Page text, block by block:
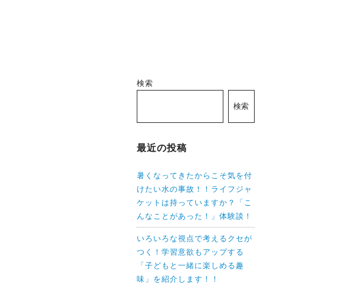
検索
検索
最近の投稿
暑くなってきたからこそ気を付
けたい水の事故！！ライフジャ
ケットは持っていますか？「こ
んなことがあった！」体験談！
いろいろな視点で考えるクセが
つく！学習意欲もアップする
「子どもと一緒に楽しめる趣
味」を紹介します！！